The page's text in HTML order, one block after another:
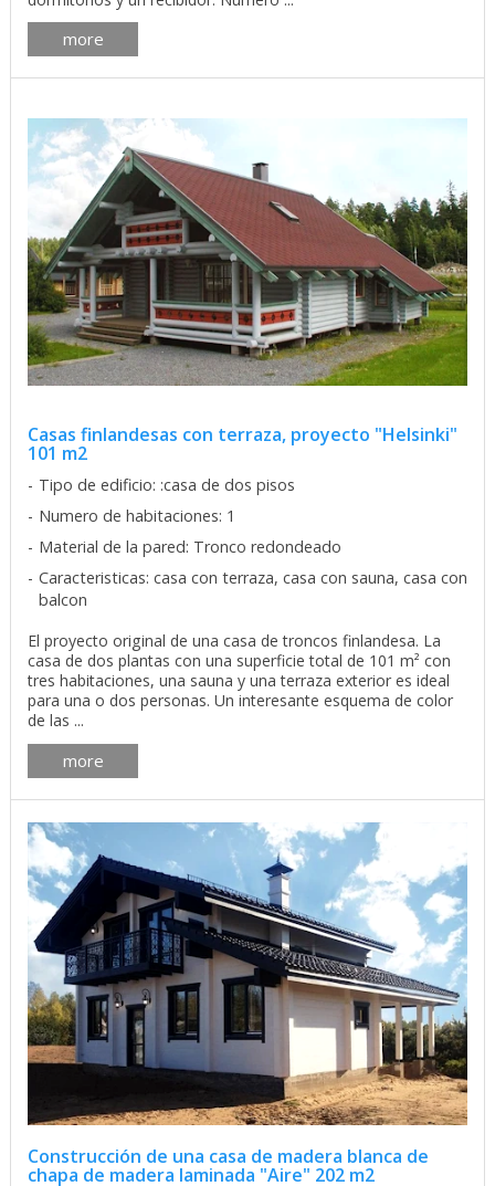
more
Casas finlandesas con terraza, proyecto "Helsinki"
101 m2
Tipo de edificio: :casa de dos pisos
Numero de habitaciones: 1
Material de la pared: Tronco redondeado
Caracteristicas: casa con terraza, casa con sauna, casa con
balcon
El proyecto original de una casa de troncos finlandesa. La
casa de dos plantas con una superficie total de 101 m² con
tres habitaciones, una sauna y una terraza exterior es ideal
para una o dos personas. Un interesante esquema de color
de las ...
more
Construcción de una casa de madera blanca de
chapa de madera laminada "Aire" 202 m2